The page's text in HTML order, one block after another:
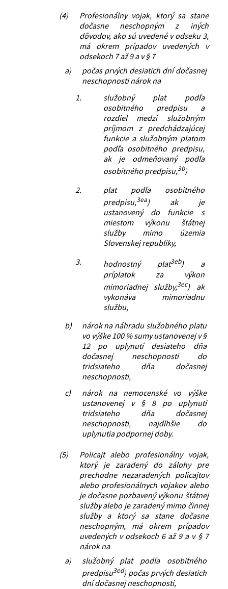
(4)
Profesionálny vojak, ktorý sa stane
dočasne neschopným z iných
dôvodov, ako sú uvedené v odseku 3,
má okrem prípadov uvedených v
odsekoch 7 až 9 a v § 7
a)
počas prvých desiatich dní dočasnej
neschopnosti nárok na
1.
služobný plat podľa
osobitného predpisu a
rozdiel medzi služobným
príjmom z predchádzajúcej
funkcie a služobným platom
podľa osobitného predpisu,
ak je odmeňovaný podľa
osobitného predpisu,3b)
2.
plat podľa osobitného
predpisu,3ea) ak je
ustanovený do funkcie s
miestom výkonu štátnej
služby mimo územia
Slovenskej republiky,
3.
hodnostný plat3eb) a
príplatok za výkon
mimoriadnej služby,3ec) ak
vykonáva mimoriadnu
službu,
b)
nárok na náhradu služobného platu
vo výške 100 % sumy ustanovenej v §
12 po uplynutí desiateho dňa
dočasnej neschopnosti do
tridsiateho dňa dočasnej
neschopnosti,
c)
nárok na nemocenské vo výške
ustanovenej v § 8 po uplynutí
tridsiateho dňa dočasnej
neschopnosti, najdlhšie do
uplynutia podpornej doby.
(5)
Policajt alebo profesionálny vojak,
ktorý je zaradený do zálohy pre
prechodne nezaradených policajtov
alebo profesionálnych vojakov alebo
je dočasne pozbavený výkonu štátnej
služby alebo je zaradený mimo činnej
služby a ktorý sa stane dočasne
neschopným, má okrem prípadov
uvedených v odsekoch 6 až 9 a v § 7
nárok na
a)
služobný plat podľa osobitného
predpisu3ed) počas prvých desiatich
dní dočasnej neschopnosti,